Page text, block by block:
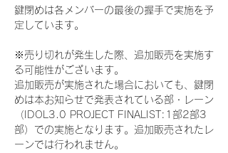
鍵閉めは各メンバーの最後の握手で実施を予
定しています。
※売り切れが発生した際、追加販売を実施す
る可能性がございます。
追加販売が実施された場合においても、鍵閉
めは本お知らせで発表されている部・レーン
（IDOL3.0 PROJECT FINALIST:1部2部3
部）での実施となります。追加販売されたレ
ーンでは行われません。